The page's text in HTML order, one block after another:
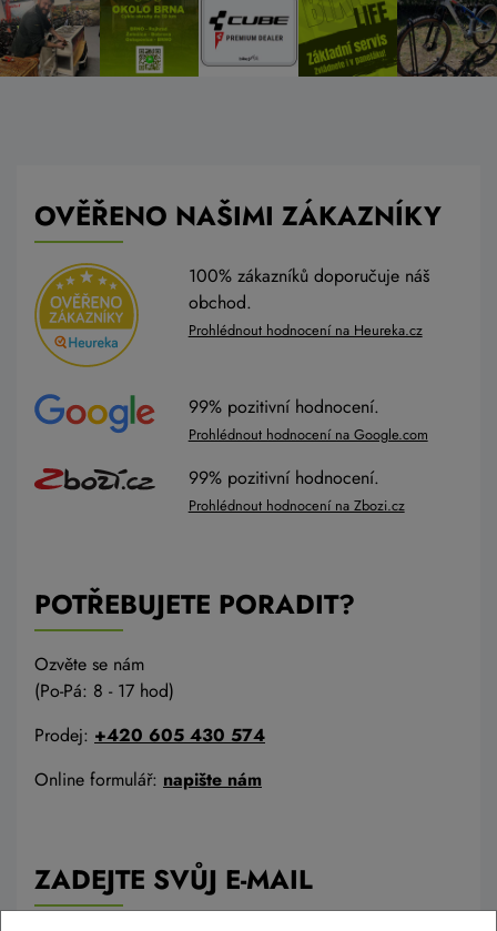
OVĚŘENO NAŠIMI ZÁKAZNÍKY
100% zákazníků doporučuje náš
obchod.
Prohlédnout hodnocení na Heureka.cz
99% pozitivní hodnocení.
Prohlédnout hodnocení na Google.com
99% pozitivní hodnocení.
Prohlédnout hodnocení na Zbozi.cz
POTŘEBUJETE PORADIT?
Ozvěte se nám
(Po-Pá: 8 - 17 hod)
Prodej: +420 605 430 574
Online formulář: napište nám
ZADEJTE SVŮJ E-MAIL